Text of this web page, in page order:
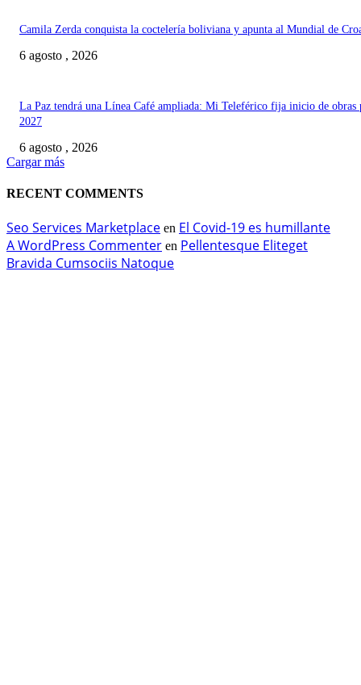
Camila Zerda conquista la coctelería boliviana y apunta al Mundial de
6 agosto , 2026
La Paz tendrá una Línea Café ampliada: Mi Teleférico fija inicio de obras
2027
6 agosto , 2026
Cargar más
RECENT COMMENTS
Seo Services Marketplace en El Covid-19 es humillante
A WordPress Commenter en Pellentesque Eliteget
Bravida Cumsociis Natoque